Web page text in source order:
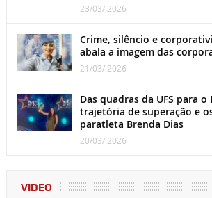
23/03/ 2026
Crime, silêncio e
abala a imagem das
21/03/ 2026
Das quadras da UFS para o
trajetória de superação e
paratleta Brenda Dias
20/03/ 2026
VIDEO